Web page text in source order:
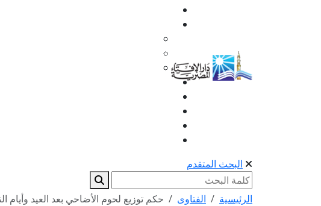
البحث المتقدم
الرئيسية الفتاوى حكم توزيع لحوم الأضاحي بعد العيد وأيام